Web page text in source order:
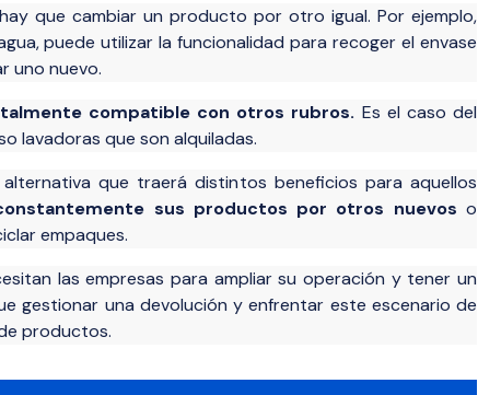
que cambiar un producto por otro igual. Por ejemplo,
puede utilizar la funcionalidad para recoger el envase
uno nuevo.
compatible con otros rubros. Es el caso del
lavadoras que son alquiladas.
que traerá distintos beneficios para aquellos
sus productos por otros nuevos o
empaques.
las empresas para ampliar su operación y tener un
gestionar una devolución y enfrentar este escenario de
productos.